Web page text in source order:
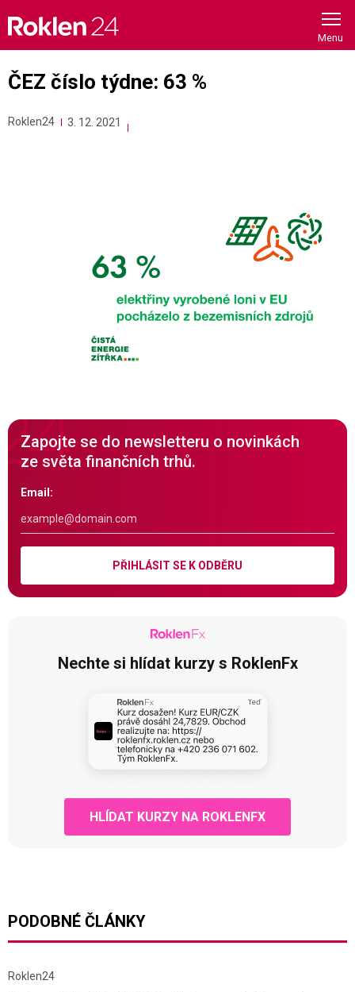
content
ČEZ číslo týdne: 63 %
Roklen24 3. 12. 2021
Zapojte se do newsletteru o novinkách
ze světa finančních trhů.
Email:
PŘIHLÁSIT SE K ODBĚRU
Nechte si hlídat kurzy s RoklenFx
HLÍDAT KURZY NA ROKLENFX
PODOBNÉ ČLÁNKY
Roklen24